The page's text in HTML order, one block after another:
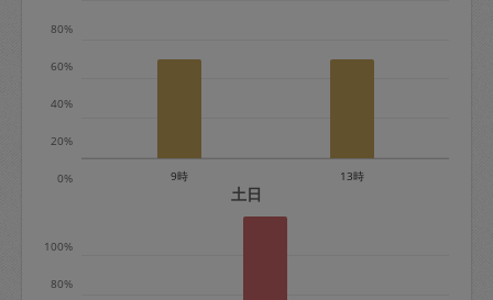
※キャンセル料金の設定について：
定期依頼1回（3時間）の金額とスポット
0%
20%
40%
60%
80%
9時 13時
土日
80%
100%